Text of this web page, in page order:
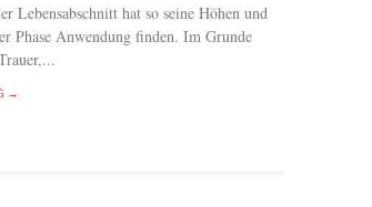
Lebensabschnitt hat so seine Höhen und
Phase Anwendung finden. Im Grunde
→